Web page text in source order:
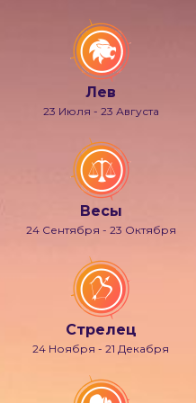
Лев
23 Июля - 23 Августа
Весы
24 Сентября - 23 Октября
Стрелец
24 Ноября - 21 Декабря